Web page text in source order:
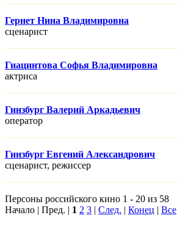
Гернет Нина Владимировна
сценарист
Гиацинтова Софья Владимировна
актриса
Гинзбург Валерий Аркадьевич
оператор
Гинзбург Евгений Александрович
сценарист, режисcер
Персоны российского кино 1 - 20 из 58
Начало | Пред. | 1 2 3 | След. | Конец | Все